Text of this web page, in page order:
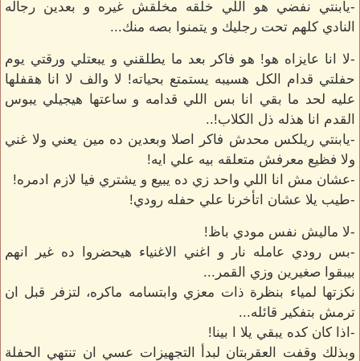
-يابنتي نفضي هو اللي خلقه مخلقش غيره و بعدين رجاله
النادي كلهم تحت رجليك و يتمنوا بصه منك...
-لا انا عايزاه هو! هو فاكر بعد ما يطلقني و يبعتلي ورقتي يوم
حفلتي قدام الكل هسيبه يستمتع بحياته! لا والف لا انا هقفلها
عليه لحد ما بقي انا بس اللي قدامه و ساعتها هيجيلي يبوس
القدم انا هذله ذل الكلاب!..
-يابنتي ريلكس محدش فاكر اصلا وبعدين ده مين يعني ولا غني
ولا فظيع معرفش متعلقه بيه علي ايه!
-عشان مش انا اللي واحد زي ده يبيع و يشتري فيا لازم ادمره!
-طيب يلا عشان اتأخرنا علي حفله رودي!
-لا ماليش نفس مودي باظ!
-بس رودي عامله نار و اغني الاغنياء هيحضروا ده غير انهم
بيبقوا صغيرين وزي القمر...
نكزتها لمياء بنظرة ذات معزي وابتسامه ماكره، لتزفر قبل ان
ترمش بتفكير قائله...
-اذا كان كده يبقي يلا ا بينا!
وبذلك وقفت العقربتان لبدأ التجهيزات عسي ان تنتهي الحفلة